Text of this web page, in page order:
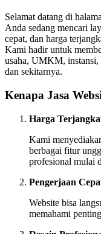
Selamat datang di
Anda sedang mencari
cepat, dan harga
Kami hadir untuk
usaha, UMKM,
dan sekitarnya.
Kenapa Jasa
Harga
Kami
berbagai fitur
profesional mulai
Pengerjaan
Website bisa
memahami